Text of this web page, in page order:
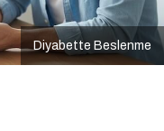
Diyabette Beslenme